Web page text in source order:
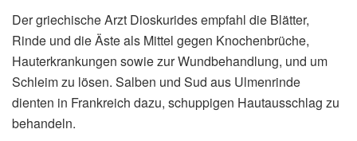
Der griechische Arzt Dioskurides empfahl die Blätter,
Rinde und die Äste als Mittel gegen Knochenbrüche,
Hauterkrankungen sowie zur Wundbehandlung, und um
Schleim zu lösen. Salben und Sud aus Ulmenrinde
dienten in Frankreich dazu, schuppigen Hautausschlag zu
behandeln.